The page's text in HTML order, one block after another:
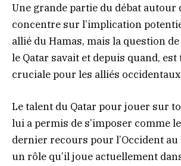
Une grande partie du débat autour
concentre sur l’implication
allié du Hamas, mais la question
le Qatar savait et depuis quand,
cruciale pour les alliés occidentaux
Le talent du Qatar pour jouer sur
lui a permis de s’imposer comme
dernier recours pour l’Occident
un rôle qu’il joue actuellement